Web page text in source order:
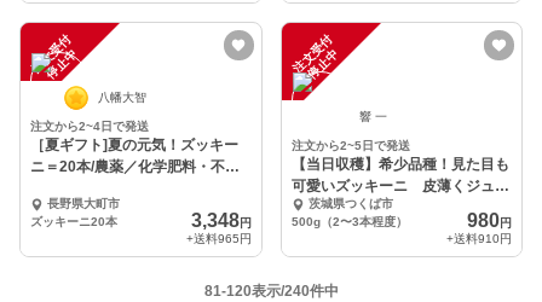
注
文
受
付
停
止
中
八幡大智
注文から2~4日で発送
［夏ギフト]夏の元気！ズッキー
ニ＝20本/農薬／化学肥料・不使
長野県大町市
ズッキーニ20本
3,348円
+送料965円
注
文
受
付
停
止
中
響 一
注文から2~5日で発送
【当日収穫】希少品種！見た目も
可愛いズッキーニ 皮薄くジュー
シー・驚きの柔らかさ
茨城県つくば市
500g（2〜3本程度）
980円
+送料910円
81-120表示/240件中